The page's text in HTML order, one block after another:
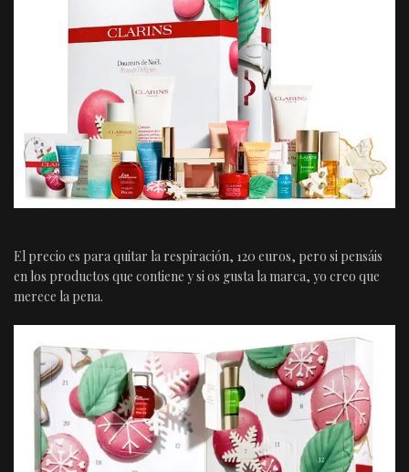
El precio es para quitar la respiración, 120 euros, pero si pensáis
en los productos que contiene y si os gusta la marca, yo creo que
merece la pena.